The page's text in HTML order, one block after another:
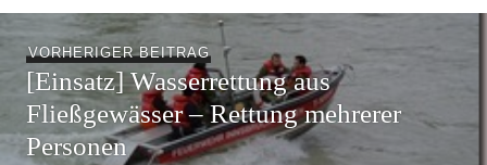
Beitragsnavigation
VORHERIGER BEITRAG Vorheriger
Beitrag:
[Einsatz] Wasserrettung aus
Fließgewässer – Rettung mehrerer
Personen